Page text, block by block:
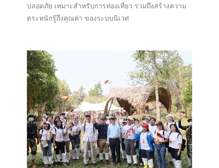
ปลอดภัย เหมาะสำหรับการท่องเที่ยว รวมถึงสร้างความ
ตระหนักรู้ถึงคุณค่า ของระบบนิเวศ